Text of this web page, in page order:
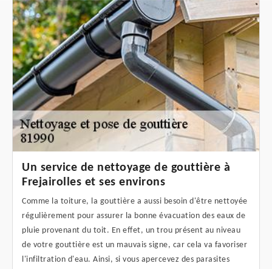
Un service de nettoyage de gouttière à
Frejairolles et ses environs
Comme la toiture, la gouttière a aussi besoin d'être nettoyée
régulièrement pour assurer la bonne évacuation des eaux de
pluie provenant du toit. En effet, un trou présent au niveau
de votre gouttière est un mauvais signe, car cela va favoriser
l'infiltration d'eau. Ainsi, si vous apercevez des parasites